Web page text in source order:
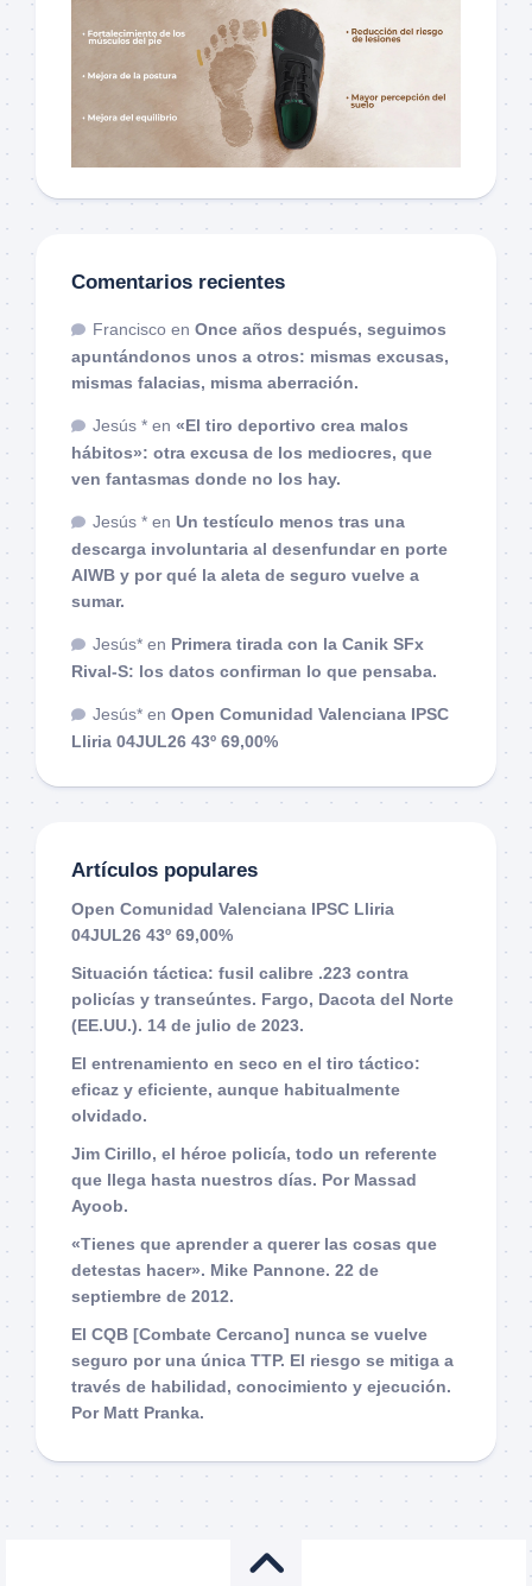
Comentarios recientes
Francisco en Once años después, seguimos
apuntándonos unos a otros: mismas excusas,
mismas falacias, misma aberración.
Jesús * en «El tiro deportivo crea malos
hábitos»: otra excusa de los mediocres, que
ven fantasmas donde no los hay.
Jesús * en Un testículo menos tras una
descarga involuntaria al desenfundar en porte
AIWB y por qué la aleta de seguro vuelve a
sumar.
Jesús* en Primera tirada con la Canik SFx
Rival-S: los datos confirman lo que pensaba.
Jesús* en Open Comunidad Valenciana IPSC
Lliria 04JUL26 43º 69,00%
Artículos populares
Open Comunidad Valenciana IPSC Lliria
04JUL26 43º 69,00%
Situación táctica: fusil calibre .223 contra
policías y transeúntes. Fargo, Dacota del Norte
(EE.UU.). 14 de julio de 2023.
El entrenamiento en seco en el tiro táctico:
eficaz y eficiente, aunque habitualmente
olvidado.
Jim Cirillo, el héroe policía, todo un referente
que llega hasta nuestros días. Por Massad
Ayoob.
«Tienes que aprender a querer las cosas que
detestas hacer». Mike Pannone. 22 de
septiembre de 2012.
El CQB [Combate Cercano] nunca se vuelve
seguro por una única TTP. El riesgo se mitiga a
través de habilidad, conocimiento y ejecución.
Por Matt Pranka.